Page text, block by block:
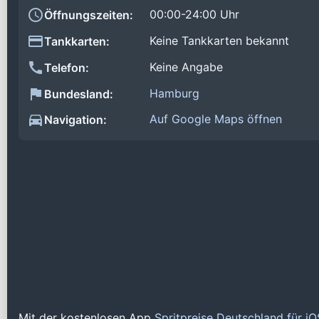
Öffnungszeiten:
00:00-24:00 Uhr
Tankkarten:
Keine Tankkarten bekannt
Telefon:
Keine Angabe
Bundesland:
Hamburg
Navigation:
Auf Google Maps öffnen